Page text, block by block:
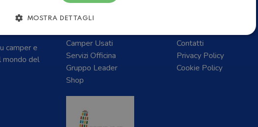
E DEL
camper e
mondo del
Home
Camper Usati
Servizi Officina
Gruppo Leader
Shop
Contatti
Privacy Policy
Cookie Policy
MOSTRA DETTAGLI